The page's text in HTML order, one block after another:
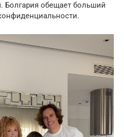
Болгария обещает больший